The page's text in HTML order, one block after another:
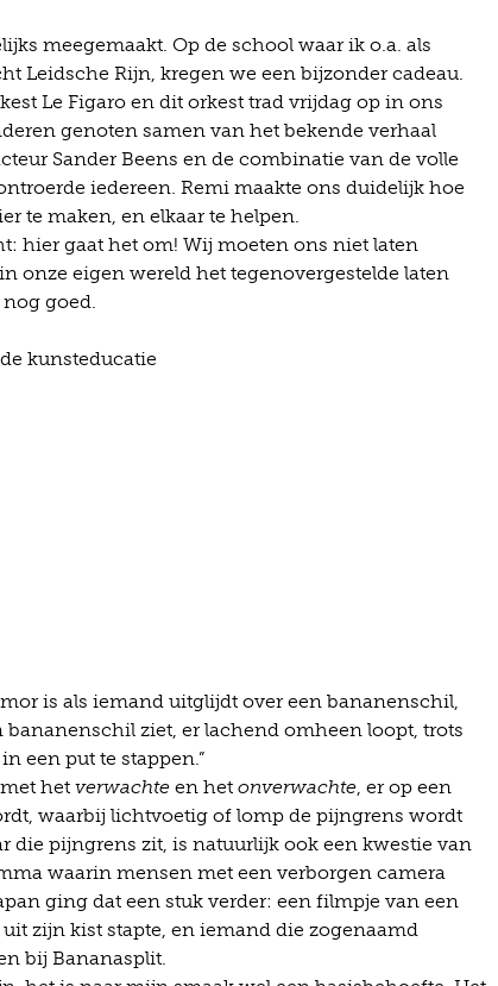
meegemaakt. Op de school waar ik o.a. als
Leidsche Rijn, kregen we een bijzonder cadeau.
Le Figaro en dit orkest trad vrijdag op in ons
genoten samen van het bekende verhaal
Sander Beens en de combinatie van de volle
iedereen. Remi maakte ons duidelijk hoe
te maken, en elkaar te helpen.
hier gaat het om! Wij moeten ons niet laten
onze eigen wereld het tegenovergestelde laten
goed.
kunsteducatie
is als iemand uitglijdt over een bananenschil,
ziet, er lachend omheen loopt, trots
een put te stappen.”
het verwachte en het onverwachte, er op een
waarbij lichtvoetig of lomp de pijngrens wordt
die pijngrens zit, is natuurlijk ook een kwestie van
waarin mensen met een verborgen camera
ging dat een stuk verder: een filmpje van een
zijn kist stapte, en iemand die zogenaamd
bij Bananasplit.